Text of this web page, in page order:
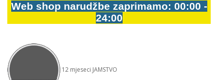
Web shop narudžbe zaprimamo: 00:00 -
24:00
12 mjeseci JAMSTVO